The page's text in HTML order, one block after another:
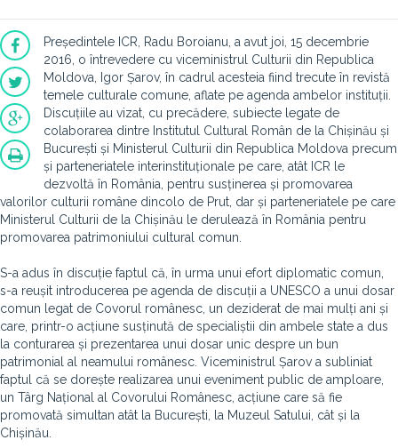
Președintele ICR, Radu Boroianu, a avut joi, 15 decembrie
2016, o întrevedere cu viceministrul Culturii din Republica
Moldova, Igor Șarov, în cadrul acesteia fiind trecute în revistă
temele culturale comune, aflate pe agenda ambelor instituții.
Discuțiile au vizat, cu precădere, subiecte legate de
colaborarea dintre Institutul Cultural Român de la Chișinău și
București și Ministerul Culturii din Republica Moldova precum
și parteneriatele interinstituționale pe care, atât ICR le
dezvoltă în România, pentru susținerea și promovarea
valorilor culturii române dincolo de Prut, dar și parteneriatele pe care
Ministerul Culturii de la Chișinău le derulează în România pentru
promovarea patrimoniului cultural comun.
S-a adus în discuție faptul că, în urma unui efort diplomatic comun,
s-a reușit introducerea pe agenda de discuții a UNESCO a unui dosar
comun legat de Covorul românesc, un deziderat de mai mulți ani și
care, printr-o acțiune susținută de specialiștii din ambele state a dus
la conturarea și prezentarea unui dosar unic despre un bun
patrimonial al neamului românesc. Viceministrul Șarov a subliniat
faptul că se dorește realizarea unui eveniment public de amploare,
un Târg Național al Covorului Românesc, acțiune care să fie
promovată simultan atât la București, la Muzeul Satului, cât și la
Chișinău.